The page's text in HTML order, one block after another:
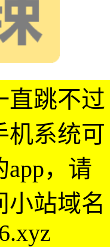
直跳不过
机系统可
，请
小站域名